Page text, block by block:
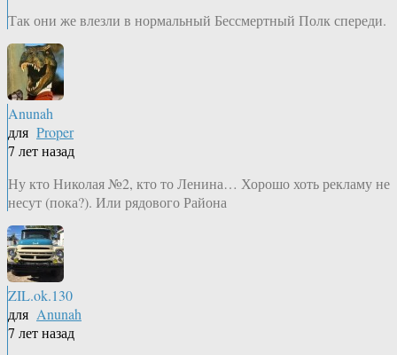
Так они же влезли в нормальный Бессмертный Полк спереди.
Anunah
для Proper
7 лет назад
Ну кто Николая №2, кто то Ленина… Хорошо хоть рекламу не
несут (пока?). Или рядового Района
ZIL.ok.130
для Anunah
7 лет назад